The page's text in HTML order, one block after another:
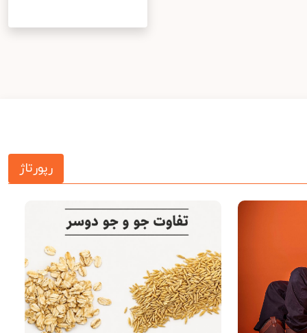
رپورتاژ